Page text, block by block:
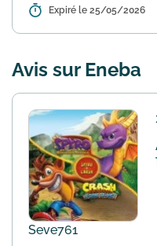
Détails : Profitez
Utilisez le
votre
Expiré le 25/05/2026
Avis sur Eneba
Seve761